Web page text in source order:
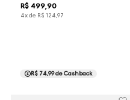
R$ 499 90
4x de R$ 124,97
R$ 74,99de Cashback